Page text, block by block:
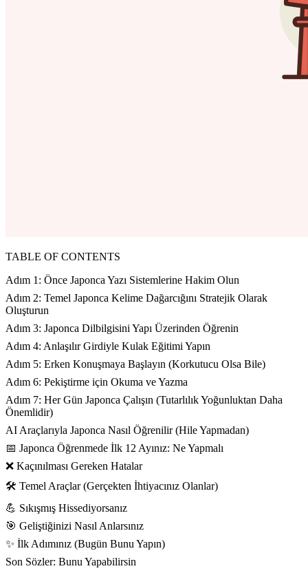
TABLE OF CONTENTS
Adım 1: Önce Japonca Yazı Sistemlerine Hakim Olun
Adım 2: Temel Japonca Kelime Dağarcığını Stratejik Olarak
Oluşturun
Adım 3: Japonca Dilbilgisini Yapı Üzerinden Öğrenin
Adım 4: Anlaşılır Girdiyle Kulak Eğitimi Yapın
Adım 5: Erken Konuşmaya Başlayın (Korkutucu Olsa Bile)
Adım 6: Pekiştirme için Okuma ve Yazma
Adım 7: Her Gün Japonca Çalışın (Tutarlılık Yoğunluktan Daha
Önemlidir)
AI Araçlarıyla Japonca Nasıl Öğrenilir (Hile Yapmadan)
📅 Japonca Öğrenmede İlk 12 Ayınız: Ne Yapmalı
❌ Kaçınılması Gereken Hatalar
🛠️ Temel Araçlar (Gerçekten İhtiyacınız Olanlar)
💪 Sıkışmış Hissediyorsanız
🎯 Geliştiğinizi Nasıl Anlarsınız
✨ İlk Adımınız (Bugün Bunu Yapın)
Son Sözler: Bunu Yapabilirsin